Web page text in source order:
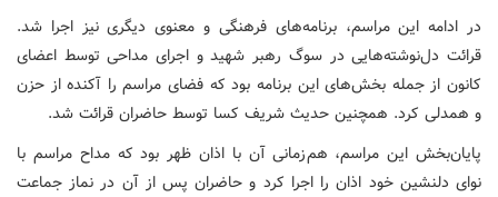
در ادامه این مراسم، برنامه‌های فرهنگی و معنوی دیگری نیز اجرا شد.
قرائت دل‌نوشته‌هایی در سوگ رهبر شهید و اجرای مداحی توسط اعضای
کانون از جمله بخش‌های این برنامه بود که فضای مراسم را آکنده از حزن
و همدلی کرد. همچنین حدیث شریف کسا توسط حاضران قرائت شد.
پایان‌بخش این مراسم، هم‌زمانی آن با اذان ظهر بود که مداح مراسم با
نوای دلنشین خود اذان را اجرا کرد و حاضران پس از آن در نماز جماعت